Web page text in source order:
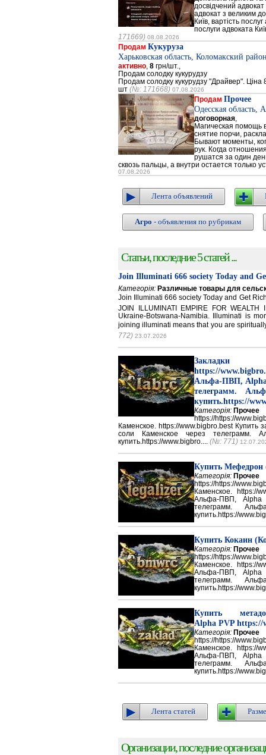
досвідчений
адвокат з великим
Київ, вартість
послуги адвоката
171669) 08.08.2026
Продам Кукуруза
Харьковская область, Коломакский
активно 8 грн/шт.,
Продам солодку кукурудзу
Продам солодку кукурудзу "Драйвер". Ціна
шт (№: 171668) 07.08.2026
Продам Прочее
Одесская область,
договорная
Магическая помощь
снятие порчи,
Бывают моменты,
рук. Когда
рушатся за один
сквозь пальцы, а внутри остается только
07.08.2026
Лента объявлений
Агро - объявления по рубрикам
Статьи, последние 5 статей ...
Join Illuminati 666 society Today and
Категорія: Различные товары для
Join Illuminati 666 society Today and Get
JOIN ILLUMINATI EMPIRE FOR WEALTH
Ukraine-Botswana-Namibia. Illuminati is
joining illuminati means that you are
772) 23.07.2026
Закладки
https://
Альфа-ПВП, Alpha
телеграмм.
купить.https://
Категорія: Прочее
https://https://
Каменское. https://www.bigbro.best Купить
соли Каменское через телеграмм.
купить.https://www.bigbro.... (№: 771)
Купить
Категорія: Прочее
https://https://
Каменское. https://
Альфа-ПВП, Alpha
телеграмм.
купить.https://
Купить Кокаин
Категорія: Прочее
https://https://
Каменское. https://
Альфа-ПВП, Alpha
телеграмм.
купить.https://
Купить
Alpha PVP https://
Категорія: Прочее
https://https://
Каменское. https://
Альфа-ПВП, Alpha
телеграмм.
купить.https://
Лента статей
Организации, последние